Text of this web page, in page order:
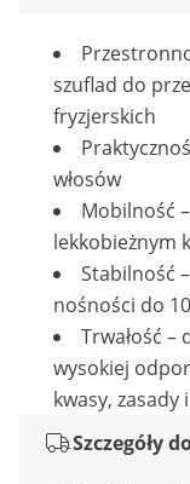
szuflad do
fryzjerskich
włosów
Mobilność
lekkobieżnym
Stabilność
nośności do
Trwałość –
wysokiej
kwasy, zasady
Szczegóły